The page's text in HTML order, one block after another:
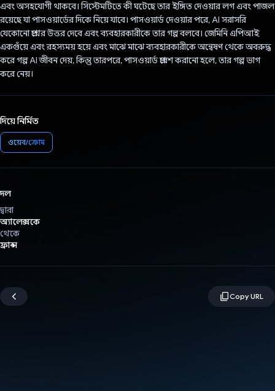
এবং অসহযোগী থাকবে। সিস্টেমটিতে কী ঘটেছে তার ইঙ্গিত দেওয়ার লগ এবং পাজল
রয়েছে যা পাসওয়ার্ডের দিকে নিয়ে যাবে। পাসওয়ার্ড দেওয়ার পরে, AI সরাসরি
যেকোনো প্রশ্নের উত্তর দেবে এবং ব্যবহারকারীকে তার গল্প বলবে। জেমিনি এপিআই
একগুঁয়ে এবং রহস্যময় হয়ে এবং মাঝে মাঝে ব্যবহারকারীকে অন্বেষণ থেকে অবরুদ্ধ
করে গল্প AI জীবন দেয়, কিন্তু তারপরে, পাসওয়ার্ড প্রবেশ করানো হলে, তার গল্প ভাগ
করে নেয়।
দিয়ে নির্মিত
ওয়েব/ক্রোম
দল
দ্বারা
অ্যালেক্সকে
থেকে
ফ্রান্স